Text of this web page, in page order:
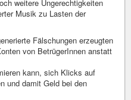
weitere Ungerechtigkeiten
Musik zu Lasten der
Fälschungen erzeugten
von BetrügerInnen anstatt
kann, sich Klicks auf
und damit Geld bei den